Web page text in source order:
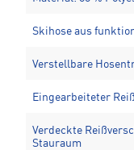
Skihose aus
Verstellbare
Eingearbeiteter
Verdeckte
Stauraum